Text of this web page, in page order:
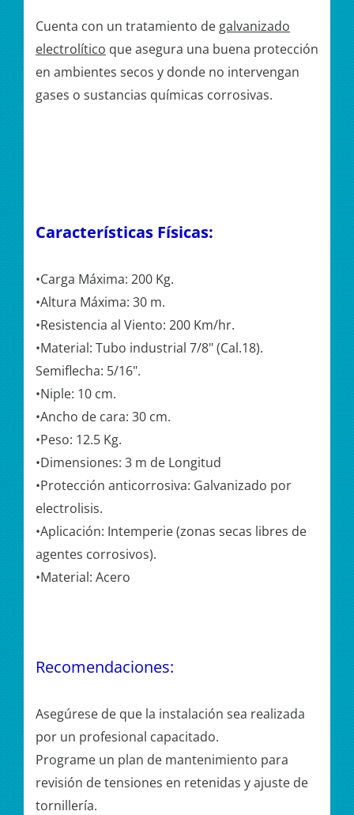
Cuenta con un tratamiento de galvanizado
electrolítico que asegura una buena protección
en ambientes secos y donde no intervengan
gases o sustancias químicas corrosivas.
Características Físicas:
•Carga Máxima: 200 Kg.
•Altura Máxima: 30 m.
•Resistencia al Viento: 200 Km/hr.
•Material: Tubo industrial 7/8" (Cal.18).
Semiflecha: 5/16".
•Niple: 10 cm.
•Ancho de cara: 30 cm.
•Peso: 12.5 Kg.
•Dimensiones: 3 m de Longitud
•Protección anticorrosiva: Galvanizado por
electrolisis.
•Aplicación: Intemperie (zonas secas libres de
agentes corrosivos).
•Material: Acero
Recomendaciones:
Asegúrese de que la instalación sea realizada
por un profesional capacitado.
Programe un plan de mantenimiento para
revisión de tensiones en retenidas y ajuste de
tornillería.